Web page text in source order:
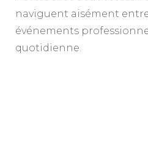
naviguent aisément
événements
quotidienne.